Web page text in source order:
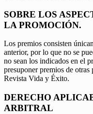
SOBRE LOS
LA PROMOCIÓN.
Los premios consisten
anterior, por lo que no se
no sean los indicados en el
presuponer premios de
Revista Vida y Éxito.
DERECHO
ARBITRAL